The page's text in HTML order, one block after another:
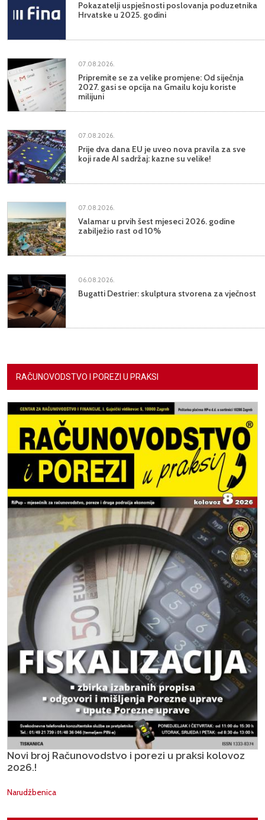
Pokazatelji uspješnosti poslovanja poduzetnika
Hrvatske u 2025. godini
07.08.2026.
Pripremite se za velike promjene: Od siječnja
2027. gasi se opcija na Gmailu koju koriste
milijuni
07.08.2026.
Prije dva dana EU je uveo nova pravila za sve
koji rade AI sadržaj: kazne su velike!
07.08.2026.
Valamar u prvih šest mjeseci 2026. godine
zabilježio rast od 10%
06.08.2026.
Bugatti Destrier: skulptura stvorena za vječnost
RAČUNOVODSTVO I POREZI U PRAKSI
Novi broj Računovodstvo i porezi u praksi kolovoz
2026.!
Narudžbenica